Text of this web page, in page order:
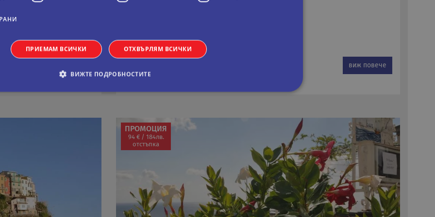
виж всички дати
виж повече
На цени от:
995 €
915 €
виж повече
ПРОМОЦИЯ
94 € / 184лв.
отстъпка
ПРИЕМАМ ВСИЧКИ ОТХВЪРЛЯМ ВСИЧКИ
ВИЖТЕ ПОДРОБНОСТИТЕ
позволяват основната функционалност на уебсайта, като потребителско влизане и управление на
да се използва правилно без строго необходими бисквитки.
travel.com
Тази бисквитка се използва от услугата Netpeak.com, за да запомни
предпочитанията за съгласие на бисквитките на посетителите.
Необходимо е банерът за бисквитки Netpeak.com да работи правилно.
travel.com
Бисквитка, генерирана от приложения, базирани на езика PHP. Това е
идентификатор с общо предназначение, използван за поддържане на
потребителски променливи на сесията. Обикновено това е произволно